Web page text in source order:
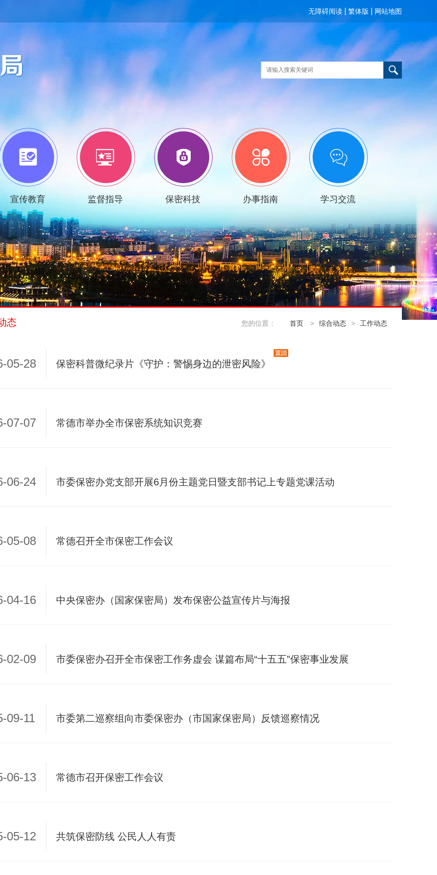
无障碍阅读 繁体版 网站地图
宣传教育 监督指导 保密科技 办事指南 学习交流
态 您的位置： 首页 > 综合动态 > 工作动态
05-28 保密科普微纪录片《守护：警惕身边的泄密风险》
07-07 常德市举办全市保密系统知识竞赛
06-24 市委保密办党支部开展6月份主题党日暨支部书记上专题党课活动
05-08 常德召开全市保密工作会议
04-16 中央保密办（国家保密局）发布保密公益宣传片与海报
02-09 市委保密办召开全市保密工作务虚会 谋篇布局“十五五”保密事业发展
09-11 市委第二巡察组向市委保密办（市国家保密局）反馈巡察情况
06-13 常德市召开保密工作会议
05-12 共筑保密防线 公民人人有责